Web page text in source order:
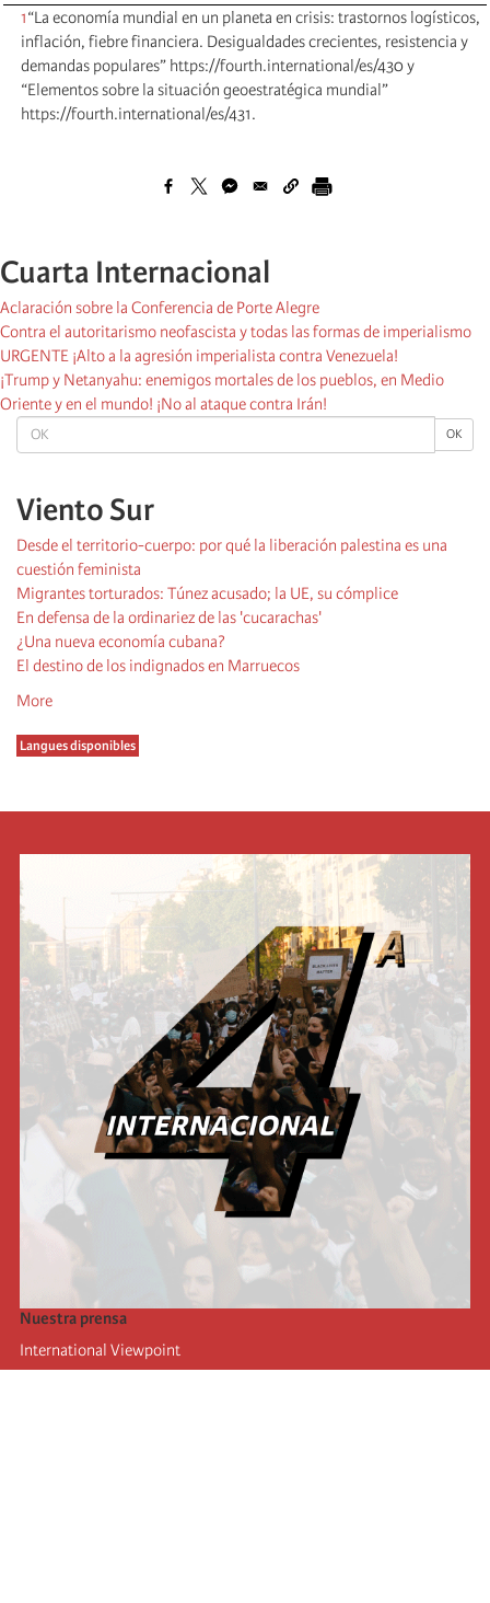
OK OK
Viento Sur
Desde el territorio-cuerpo: por qué la liberación palestina es una
cuestión feminista
Migrantes torturados: Túnez acusado; la UE, su cómplice
En defensa de la ordinariez de las 'cucarachas'
¿Una nueva economía cubana?
El destino de los indignados en Marruecos
More
Langues disponibles
1“La economía mundial en un planeta en crisis: trastornos logísticos,
inflación, fiebre financiera. Desigualdades crecientes, resistencia y
demandas populares” https://fourth.international/es/430 y
“Elementos sobre la situación geoestratégica mundial”
https://fourth.international/es/431.
Cuarta Internacional
Aclaración sobre la Conferencia de Porte Alegre
Contra el autoritarismo neofascista y todas las formas de imperialismo
URGENTE ¡Alto a la agresión imperialista contra Venezuela!
¡Trump y Netanyahu: enemigos mortales de los pueblos, en Medio
Oriente y en el mundo! ¡No al ataque contra Irán!
Nuestra prensa
International Viewpoint